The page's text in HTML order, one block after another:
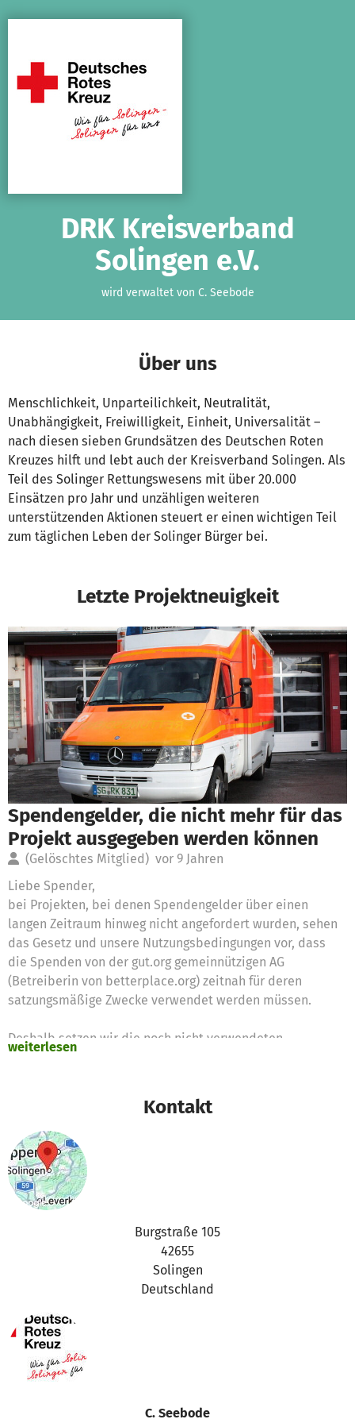
DRK Kreisverband
Solingen e.V.
wird verwaltet von C. Seebode
Über uns
Menschlichkeit, Unparteilichkeit, Neutralität,
Unabhängigkeit, Freiwilligkeit, Einheit, Universalität –
nach diesen sieben Grundsätzen des Deutschen Roten
Kreuzes hilft und lebt auch der Kreisverband Solingen. Als
Teil des Solinger Rettungswesens mit über 20.000
Einsätzen pro Jahr und unzähligen weiteren
unterstützenden Aktionen steuert er einen wichtigen Teil
zum täglichen Leben der Solinger Bürger bei.
Letzte Projektneuigkeit
Spendengelder, die nicht mehr für das
Projekt ausgegeben werden können
(Gelöschtes Mitglied) vor 9 Jahren
Liebe Spender,
bei Projekten, bei denen Spendengelder über einen
langen Zeitraum hinweg nicht angefordert wurden, sehen
das Gesetz und unsere Nutzungsbedingungen vor, dass
die Spenden von der gut.org gemeinnützigen AG
(Betreiberin von betterplace.org) zeitnah für deren
satzungsmäßige Zwecke verwendet werden müssen.
Deshalb setzen wir die noch nicht verwendeten
Vielen Dank für Eure Unterstützung,
das betterplace.org-Team
weiterlesen
Kontakt
Burgstraße 105
42655
Solingen
Deutschland
C. Seebode